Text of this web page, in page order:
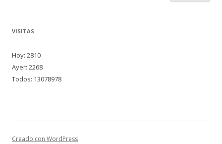
VISITAS
Hoy: 2810
Ayer: 2268
Todos: 13078978
Creado con WordPress